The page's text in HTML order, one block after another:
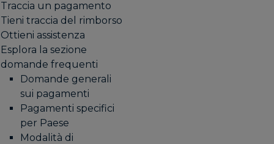
Traccia un pagamento
Tieni traccia del rimborso
Ottieni assistenza
Esplora la sezione
domande frequenti
Domande generali
sui pagamenti
Pagamenti specifici
per Paese
Modalità di